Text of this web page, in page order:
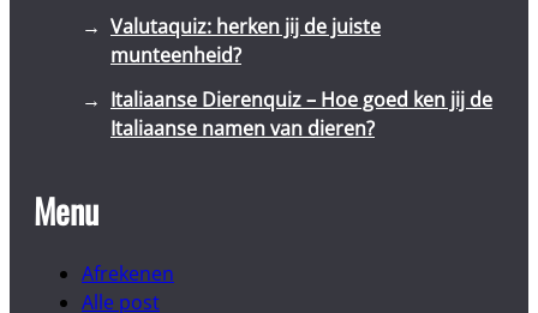
Valutaquiz: herken jij de juiste
munteenheid?
Italiaanse Dierenquiz – Hoe goed ken jij de
Italiaanse namen van dieren?
Menu
Afrekenen
Alle post